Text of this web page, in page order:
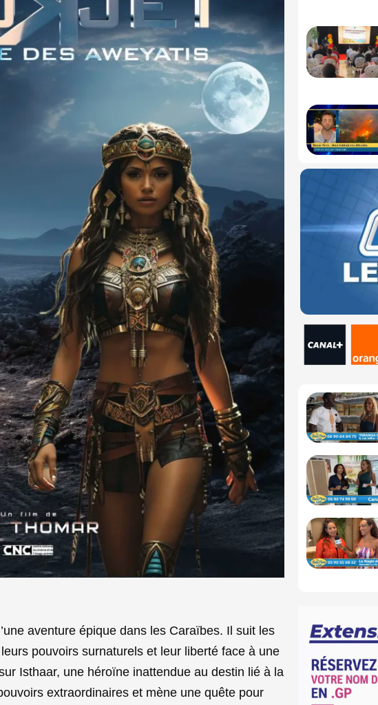
aventure épique dans les Caraïbes. Il suit les
pouvoirs surnaturels et leur liberté face à une
Isthaar, une héroïne inattendue au destin lié à la
extraordinaires et mène une quête pour